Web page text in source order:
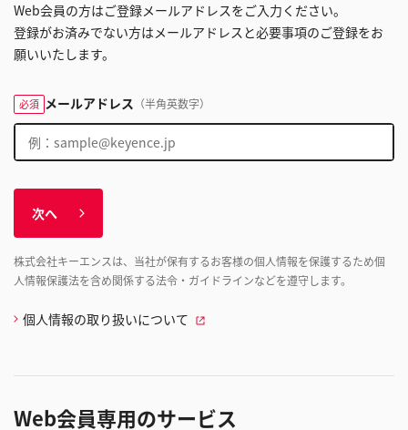
Web会員の方はご登録メールアドレスをご入力ください。
登録がお済みでない方はメールアドレスと必要事項のご登録をお
願いいたします。
必須 メールアドレス （半角英数字）
次へ
株式会社キーエンスは、当社が保有するお客様の個人情報を保護するため個
人情報保護法を含め関係する法令・ガイドラインなどを遵守します。
個人情報の取り扱いについて
Web会員専用のサービス